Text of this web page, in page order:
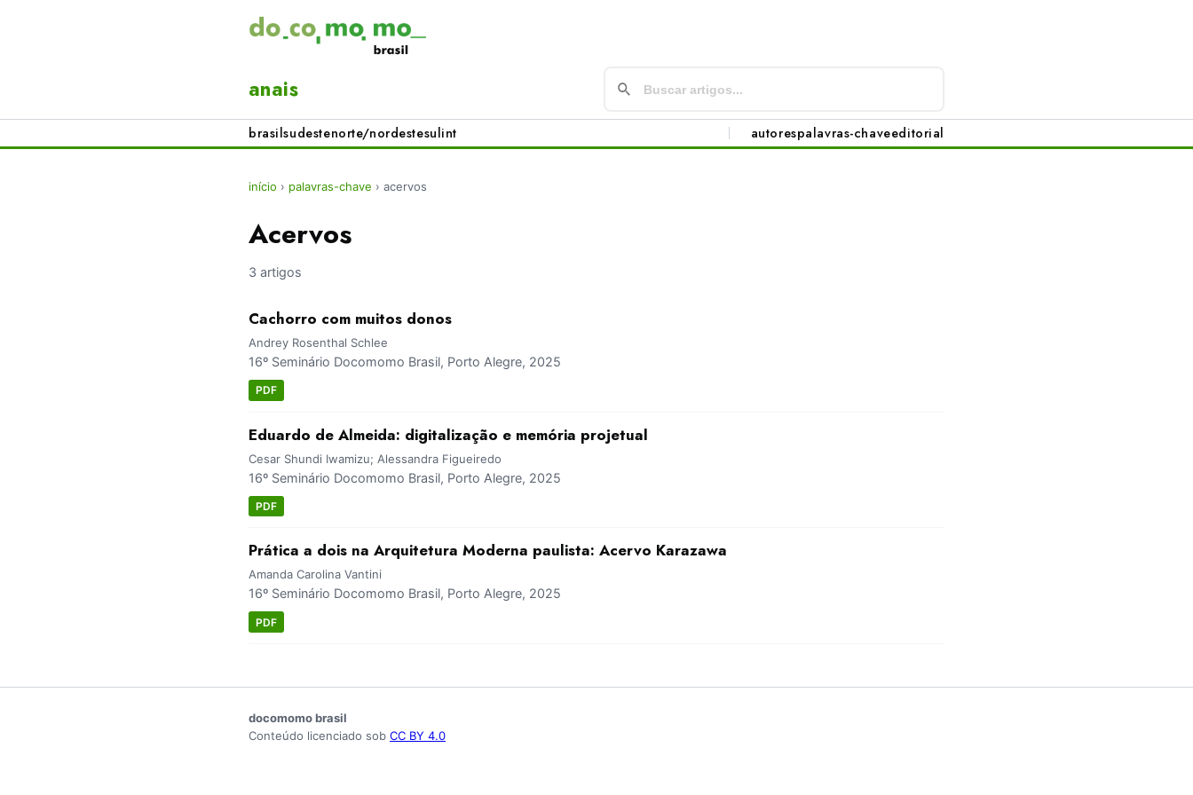
anais
brasilsudestenorte/nordestesulint autorespalavras-chaveeditorial
início › palavras-chave › acervos
Acervos
3 artigos
Cachorro com muitos donos
Andrey Rosenthal Schlee
16º Seminário Docomomo Brasil, Porto Alegre, 2025
PDF
Eduardo de Almeida: digitalização e memória projetual
Cesar Shundi Iwamizu; Alessandra Figueiredo
16º Seminário Docomomo Brasil, Porto Alegre, 2025
PDF
Prática a dois na Arquitetura Moderna paulista: Acervo Karazawa
Amanda Carolina Vantini
16º Seminário Docomomo Brasil, Porto Alegre, 2025
PDF
docomomo brasil
Conteúdo licenciado sob CC BY 4.0